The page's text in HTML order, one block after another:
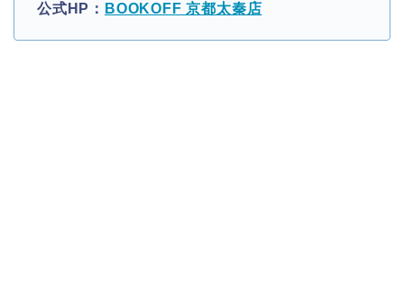
公式HP： BOOKOFF 京都太秦店